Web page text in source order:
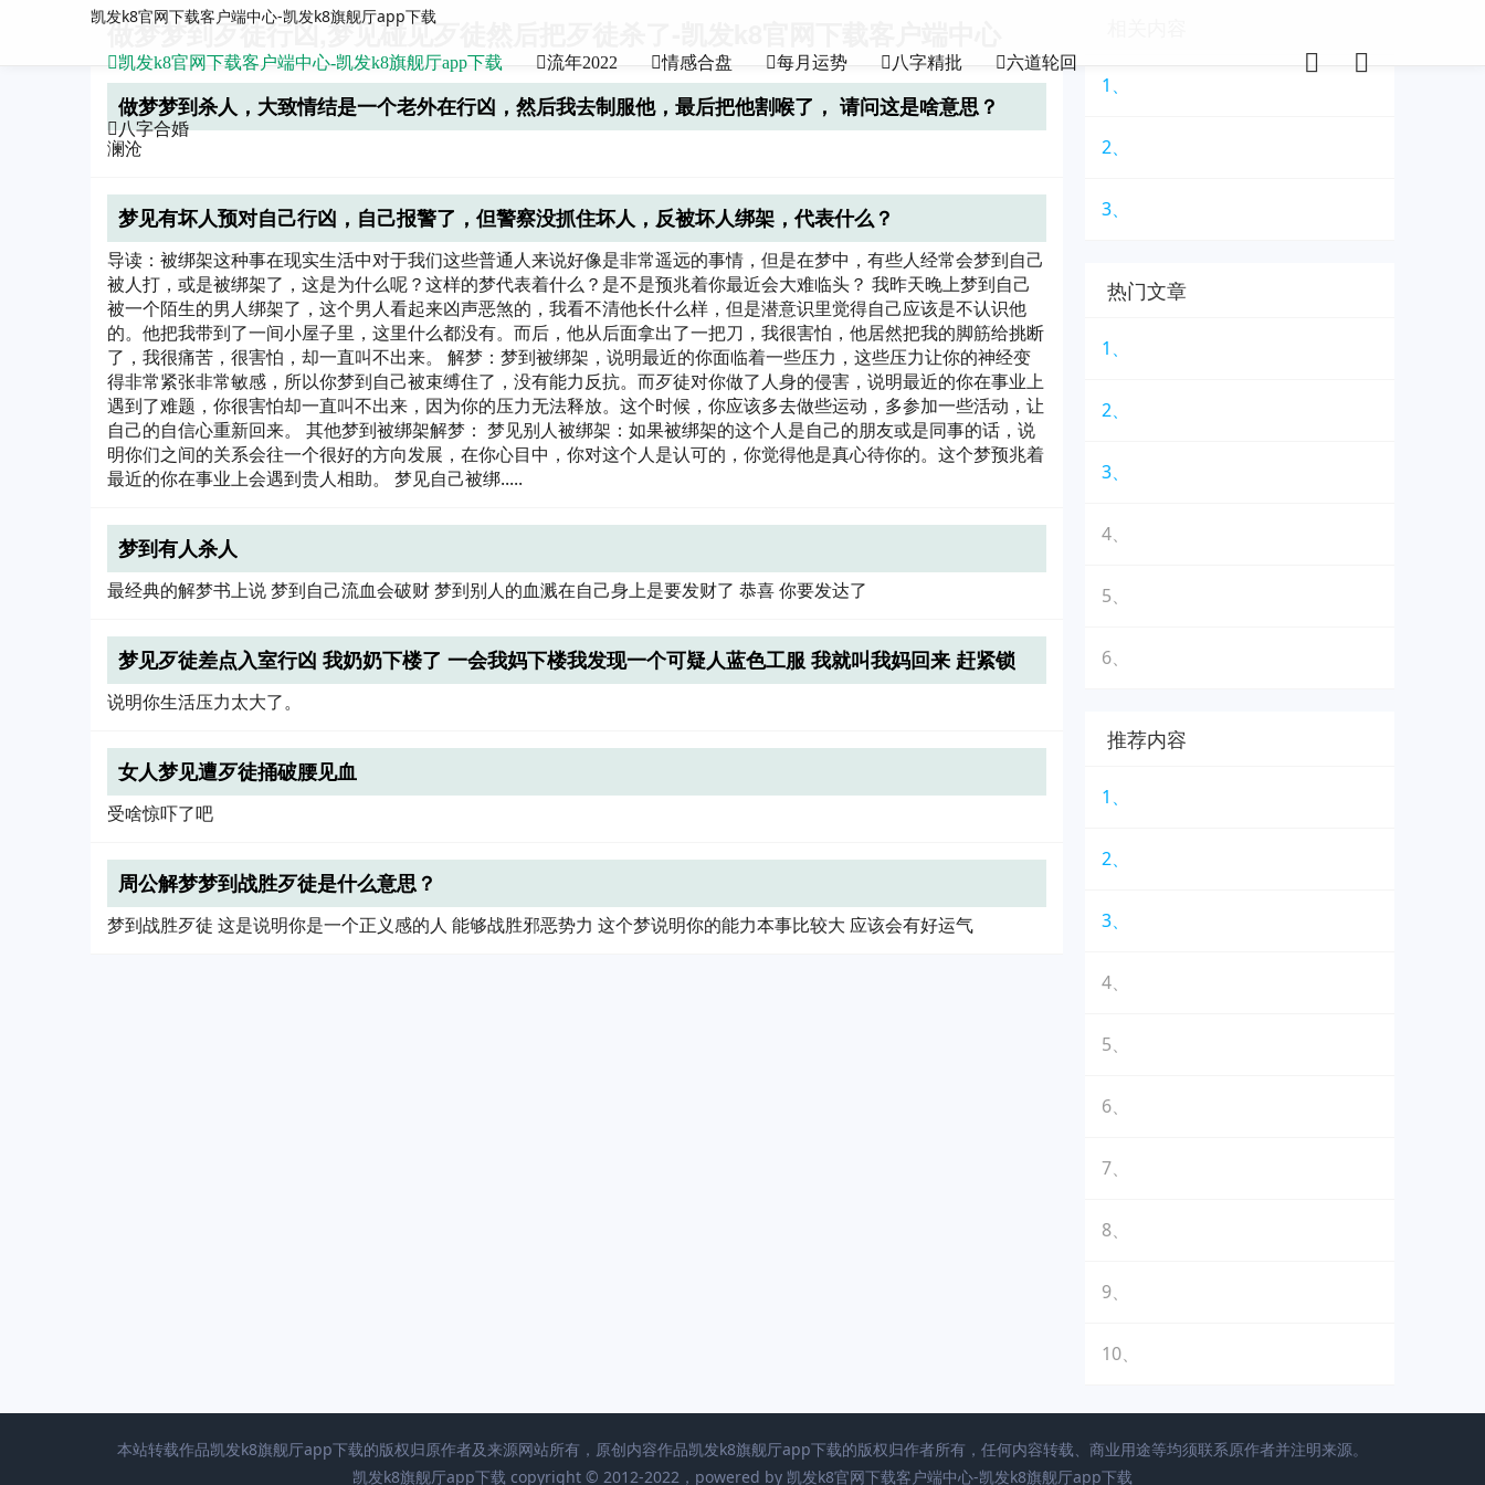
凯发k8官网下载客户端中心-凯发k8旗舰厅app下载
凯发k8官网下载客户端中心-凯发k8旗舰厅app下载 流年2022 情感合盘 每月运势 八字精批 六道轮回
八字合婚
做梦梦到歹徒行凶,梦见碰见歹徒然后把歹徒杀了-凯发k8官网下载客户端中心
做梦梦到杀人，大致情结是一个老外在行凶，然后我去制服他，最后把他割喉了， 请问这是啥意思？
澜沧
梦见有坏人预对自己行凶，自己报警了，但警察没抓住坏人，反被坏人绑架，代表什么？
导读：被绑架这种事在现实生活中对于我们这些普通人来说好像是非常遥远的事情，但是在梦中，有些人经常会梦到自己
被人打，或是被绑架了，这是为什么呢？这样的梦代表着什么？是不是预兆着你最近会大难临头？ 我昨天晚上梦到自己
被一个陌生的男人绑架了，这个男人看起来凶声恶煞的，我看不清他长什么样，但是潜意识里觉得自己应该是不认识他
的。他把我带到了一间小屋子里，这里什么都没有。而后，他从后面拿出了一把刀，我很害怕，他居然把我的脚筋给挑断
了，我很痛苦，很害怕，却一直叫不出来。 解梦：梦到被绑架，说明最近的你面临着一些压力，这些压力让你的神经变
得非常紧张非常敏感，所以你梦到自己被束缚住了，没有能力反抗。而歹徒对你做了人身的侵害，说明最近的你在事业上
遇到了难题，你很害怕却一直叫不出来，因为你的压力无法释放。这个时候，你应该多去做些运动，多参加一些活动，让
自己的自信心重新回来。 其他梦到被绑架解梦： 梦见别人被绑架：如果被绑架的这个人是自己的朋友或是同事的话，说
明你们之间的关系会往一个很好的方向发展，在你心目中，你对这个人是认可的，你觉得他是真心待你的。这个梦预兆着
最近的你在事业上会遇到贵人相助。 梦见自己被绑.....
梦到有人杀人
最经典的解梦书上说 梦到自己流血会破财 梦到别人的血溅在自己身上是要发财了 恭喜 你要发达了
梦见歹徒差点入室行凶 我奶奶下楼了 一会我妈下楼我发现一个可疑人蓝色工服 我就叫我妈回来 赶紧锁
说明你生活压力太大了。
女人梦见遭歹徒捅破腰见血
受啥惊吓了吧
周公解梦梦到战胜歹徒是什么意思？
梦到战胜歹徒 这是说明你是一个正义感的人 能够战胜邪恶势力 这个梦说明你的能力本事比较大 应该会有好运气
1、
2、
3、
热门文章
1、
2、
3、
4、
5、
6、
推荐内容
1、
2、
3、
4、
5、
6、
7、
8、
9、
10、
本站转载作品凯发k8旗舰厅app下载的版权归原作者及来源网站所有，原创内容作品凯发k8旗舰厅app下载的版权归作者所有，任何内容转载、商业用途等均须联系原作者并注明来源。
凯发k8旗舰厅app下载 copyright © 2012-2022，powered by 凯发k8官网下载客户端中心-凯发k8旗舰厅app下载